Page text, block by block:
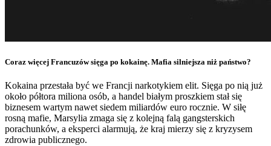
Coraz więcej Francuzów sięga po kokainę. Mafia silniejsza niż państwo?
Kokaina przestała być we Francji narkotykiem elit. Sięga po nią już
około półtora miliona osób, a handel białym proszkiem stał się
biznesem wartym nawet siedem miliardów euro rocznie. W siłę
rosną mafie, Marsylia zmaga się z kolejną falą gangsterskich
porachunków, a eksperci alarmują, że kraj mierzy się z kryzysem
zdrowia publicznego.